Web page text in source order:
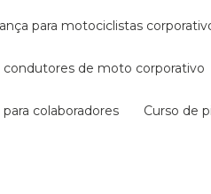
para motociclistas
condutores de moto corporativo
para colaboradores curso de